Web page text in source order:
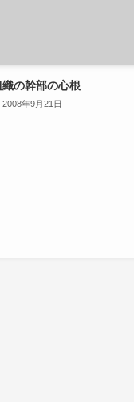
織の幹部の心根
2008年9月21日